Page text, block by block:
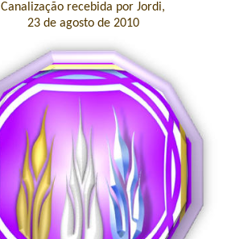
Canalização recebida por Jordi,
23 de agosto de 2010